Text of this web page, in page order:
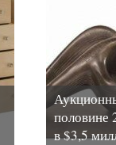
половине
в $3,5